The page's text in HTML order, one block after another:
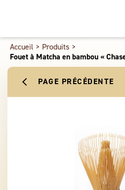
Accueil > Produits >
Fouet à Matcha en bambou «
PAGE PRÉCÉDENTE